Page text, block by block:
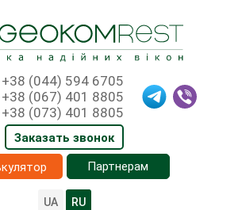
+38 (044) 594 6705
+38 (067) 401 8805
+38 (073) 401 8805
Заказать звонок
Партнерам
UA RU